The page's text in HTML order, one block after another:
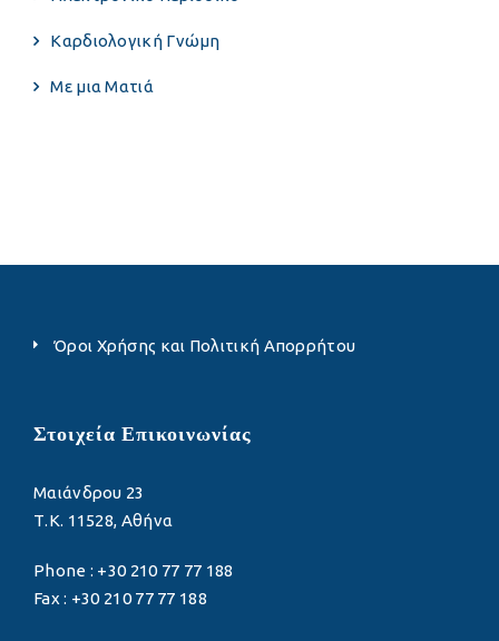
Καρδιολογική Γνώμη
Με μια Ματιά
Όροι Χρήσης και Πολιτική Απορρήτου
Στοιχεία Επικοινωνίας
Μαιάνδρου 23
Τ.Κ. 11528, Αθήνα
Phone : +30 210 77 77 188
Fax : +30 210 77 77 188